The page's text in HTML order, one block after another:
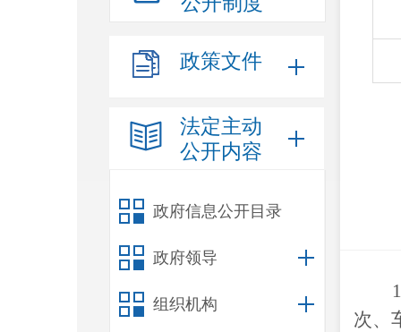
政策文件
法定主动
公开内容
政府信息公开目录
政府领导
组织机构
1
次、